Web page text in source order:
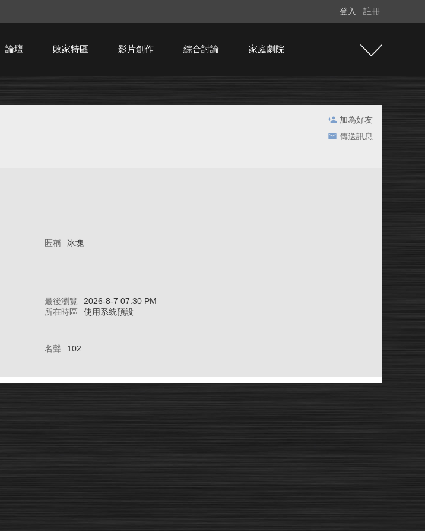
登入 註冊
論壇 敗家特區 影片創作 綜合討論 家庭劇院
加為好友
傳送訊息
匿稱
冰塊
最後瀏覽
2026-8-7 07:30 PM
所在時區 使用系統預設
名聲
102